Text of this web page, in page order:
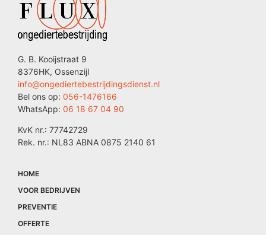
G. B. Kooijstraat 9
8376HK, Ossenzijl
info@ongediertebestrijdingsdienst.nl
Bel ons op: 056-1476166
WhatsApp: 06 18 67 04 90
KvK nr.: 77742729
Rek. nr.: NL83 ABNA 0875 2140 61
HOME
VOOR BEDRIJVEN
PREVENTIE
OFFERTE